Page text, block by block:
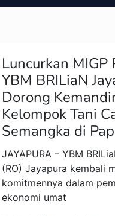
Luncurkan MIGP
YBM BRILiaN
Dorong
Kelompok Tani
Semangka di
JAYAPURA – YBM
(RO) Jayapura kembali
komitmennya dalam
ekonomi umat